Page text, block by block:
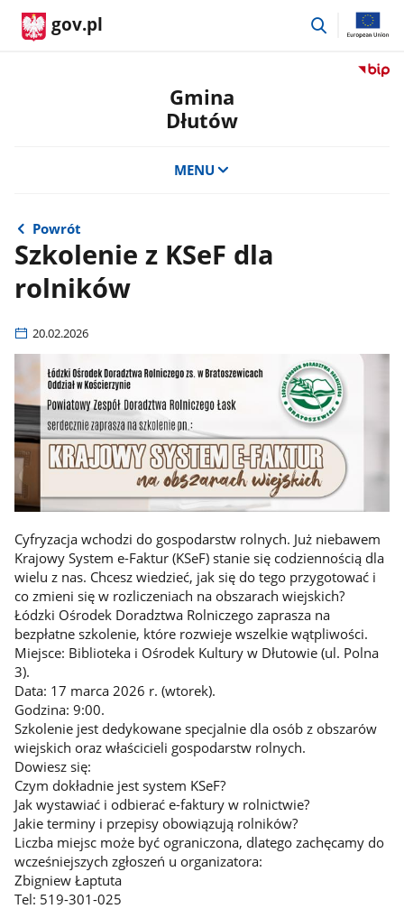
gov.pl
przejdź
Przejdź
Gmina
Dłutów
MENU
Powrót
Szkolenie z KSeF dla
rolników
20.02.2026
Cyfryzacja wchodzi do gospodarstw rolnych. Już niebawem
Krajowy System e-Faktur (KSeF) stanie się codziennością dla
wielu z nas. Chcesz wiedzieć, jak się do tego przygotować i
co zmieni się w rozliczeniach na obszarach wiejskich?
Łódzki Ośrodek Doradztwa Rolniczego zaprasza na
bezpłatne szkolenie, które rozwieje wszelkie wątpliwości.
Miejsce: Biblioteka i Ośrodek Kultury w Dłutowie (ul. Polna
3).
Data: 17 marca 2026 r. (wtorek).
Godzina: 9:00.
Szkolenie jest dedykowane specjalnie dla osób z obszarów
wiejskich oraz właścicieli gospodarstw rolnych.
Dowiesz się:
Czym dokładnie jest system KSeF?
Jak wystawiać i odbierać e-faktury w rolnictwie?
Jakie terminy i przepisy obowiązują rolników?
Liczba miejsc może być ograniczona, dlatego zachęcamy do
wcześniejszych zgłoszeń u organizatora:
Zbigniew Łaptuta
Tel: 519-301-025